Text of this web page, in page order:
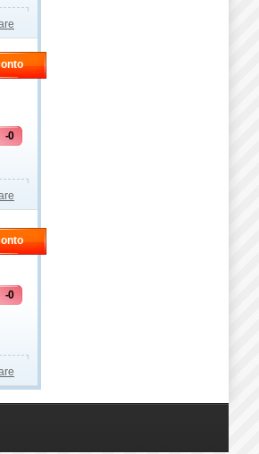
-0
-0